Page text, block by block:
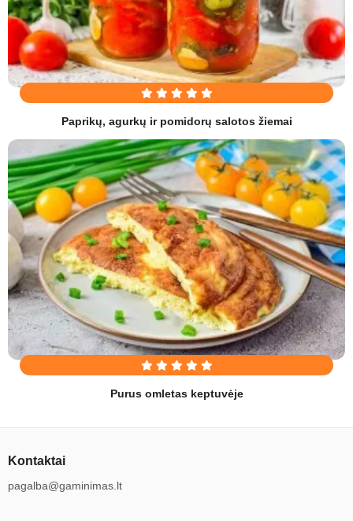
Paprikų, agurkų ir pomidorų salotos žiemai
Purus omletas keptuvėje
Kontaktai
pagalba@gaminimas.lt